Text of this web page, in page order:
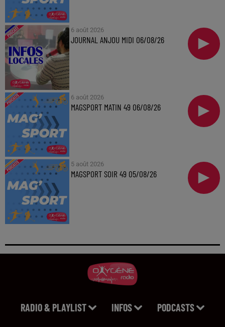
6 août 2026
JOURNAL ANJOU MIDI 06/08/26
6 août 2026
MAGSPORT MATIN 49 06/08/26
5 août 2026
MAGSPORT SOIR 49 05/08/26
RADIO & PLAYLIST INFOS PODCASTS